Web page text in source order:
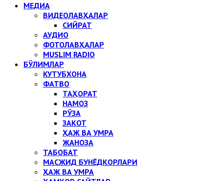
МЕДИА
ВИДЕОЛАВҲАЛАР
СИЙРАТ
АУДИО
ФОТОЛАВҲАЛАР
MUSLIM RADIO
БЎЛИМЛАР
КУТУБХОНА
ФАТВО
ТАҲОРАТ
НАМОЗ
РЎЗА
ЗАКОТ
ҲАЖ ВА УМРА
ЖАНОЗА
ТАБОБАТ
МАСЖИД БУНЁДКОРЛАРИ
ҲАЖ ВА УМРА